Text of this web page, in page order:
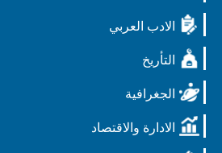
الادب العربي
التأريخ
الجغرافية
الادارة والاقتصاد